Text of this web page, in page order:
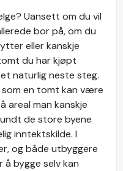
Uansett om du vil
bor på, om du
eller kanskje
du har kjøpt
naturlig neste steg.
som en tomt kan være
areal man kanskje
de store byene
inntektskilde. I
og både utbyggere
bygge selv kan